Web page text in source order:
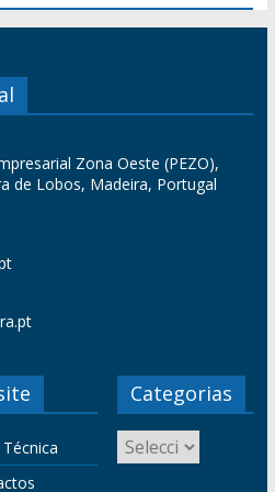
Zona Oeste (PEZO),
de Lobos, Madeira, Portugal
Categorias